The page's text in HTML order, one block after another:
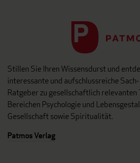
Stillen Sie Ihren Wissensdurst und
interessante und aufschlussreiche
Ratgeber zu gesellschaftlich relevanten
Bereichen Psychologie und
Gesellschaft sowie Spiritualität.
Patmos Verlag